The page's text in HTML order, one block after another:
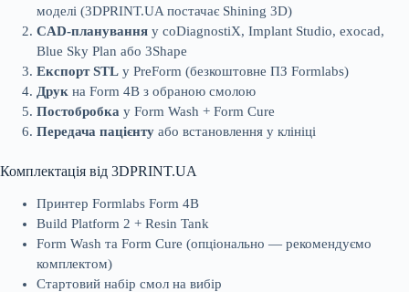
моделі (3DPRINT.UA постачає Shining 3D)
CAD-планування у coDiagnostiX, Implant Studio, exocad,
Blue Sky Plan або 3Shape
Експорт STL у PreForm (безкоштовне ПЗ Formlabs)
Друк на Form 4B з обраною смолою
Постобробка у Form Wash + Form Cure
Передача пацієнту або встановлення у клініці
Комплектація від 3DPRINT.UA
Принтер Formlabs Form 4B
Build Platform 2 + Resin Tank
Form Wash та Form Cure (опціонально — рекомендуємо
комплектом)
Стартовий набір смол на вибір